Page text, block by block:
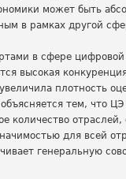
может быть
в рамках другой
в сфере цифровой
высокая
плотность
тем, что
количество
для всей
генеральную